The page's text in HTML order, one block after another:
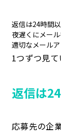
返信は24時間
夜遅くにメー
適切なメール
1つずつ見て
返信は
応募先の企